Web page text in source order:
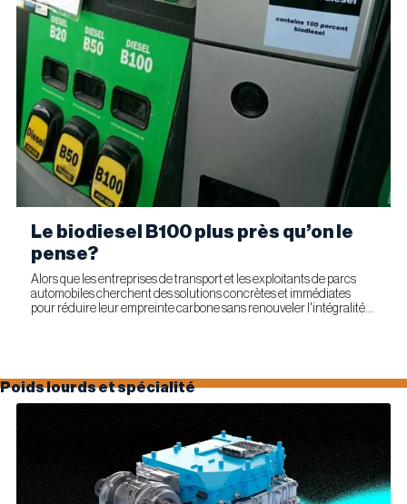
Le biodiesel B100 plus près qu’on le
pense?
Alors que les entreprises de transport et les exploitants de parcs
automobiles cherchent des solutions concrètes et immédiates
pour réduire leur empreinte carbone sans renouveler l'intégralité
Poids lourds et spécialité